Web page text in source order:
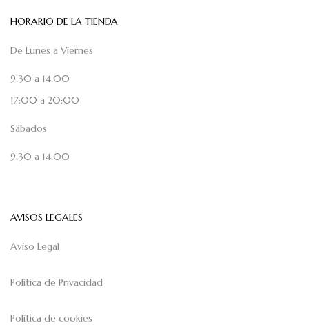
HORARIO DE LA TIENDA
De Lunes a Viernes
9:30 a 14:00
17:00 a 20:00
Sábados
9:30 a 14:00
AVISOS LEGALES
Aviso Legal
Política de Privacidad
Política de cookies